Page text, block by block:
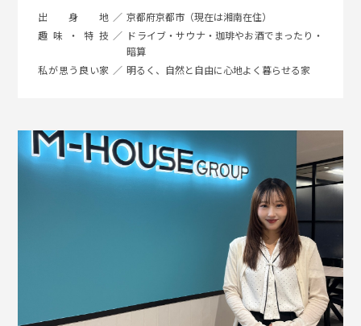
出身地
京都府京都市（現在は湘南在住）
趣味・特技
ドライブ・サウナ・珈琲やお酒でまったり・
暗算
私が思う良い家
明るく、自然と自由に心地よく暮らせる家